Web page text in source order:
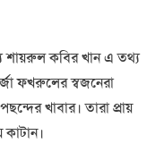
শায়রুল কবির খান এ তথ্য
ফখরুলের স্বজনেরা
খাবার। তারা প্রায়